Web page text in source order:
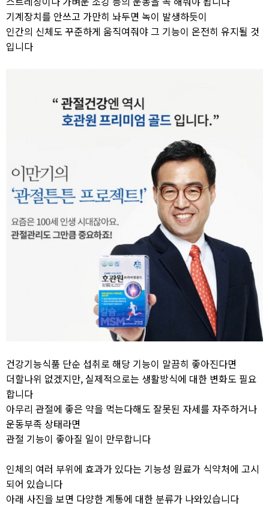
기계장치를 안쓰고 가만히 놔두면 녹이 발생하듯이
인간의 신체도 꾸준하게 움직여줘야 그 기능이 온전히 유지될 것
입니다
건강기능식품 단순 섭취로 해당 기능이 말끔히 좋아진다면
더할나위 없겠지만, 실제적으로는 생활방식에 대한 변화도 필요
합니다
아무리 관절에 좋은 약을 먹는다해도 잘못된 자세를 자주하거나
운동부족 상태라면
관절 기능이 좋아질 일이 만무합니다
인체의 여러 부위에 효과가 있다는 기능성 원료가 식약처에 고시
되어 있습니다
아래 사진을 보면 다양한 계통에 대한 분류가 나와있습니다